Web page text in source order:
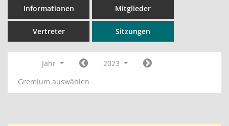
Informationen Mitglieder
Vertreter Sitzungen
Jahr
2023
Gremium auswählen